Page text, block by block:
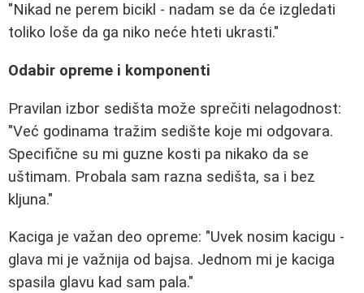
"Nikad ne perem bicikl - nadam se da će izgledati
toliko loše da ga niko neće hteti ukrasti."
Odabir opreme i komponenti
Pravilan izbor sedišta može sprečiti nelagodnost:
"Već godinama tražim sedište koje mi odgovara.
Specifične su mi guzne kosti pa nikako da se
uštimam. Probala sam razna sedišta, sa i bez
kljuna."
Kaciga je važan deo opreme: "Uvek nosim kacigu -
glava mi je važnija od bajsa. Jednom mi je kaciga
spasila glavu kad sam pala."